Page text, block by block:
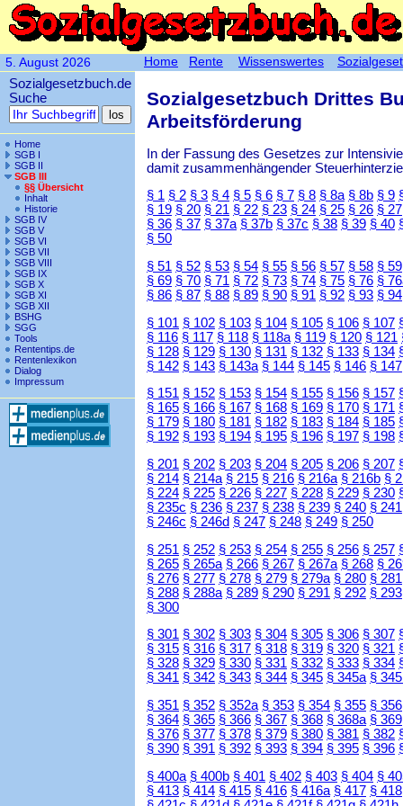
5. August 2026
Sozialgesetzbuch.de
Suche
Home
SGB I
SGB II
SGB III
§§ Übersicht
Inhalt
Historie
SGB IV
SGB V
SGB VI
SGB VII
SGB VIII
SGB IX
SGB X
SGB XI
SGB XII
BSHG
SGG
Tools
Rententips.de
Rentenlexikon
Dialog
Impressum
Sozialgesetzbuch Drittes
Arbeitsförderung
In der Fassung des Gesetzes zur
damit zusammenhängender
§ 1 § 2 § 3 § 4 § 5 § 6 § 7 § 8 § 8a § 8b § 9
§ 19 § 20 § 21 § 22 § 23 § 24 § 25 § 26 § 27
§ 36 § 37 § 37a § 37b § 37c § 38 § 39 § 40
§ 50
§ 51 § 52 § 53 § 54 § 55 § 56 § 57 § 58 § 59
§ 69 § 70 § 71 § 72 § 73 § 74 § 75 § 76 §
§ 86 § 87 § 88 § 89 § 90 § 91 § 92 § 93 § 94
§ 101 § 102 § 103 § 104 § 105 § 106 § 107
§ 116 § 117 § 118 § 118a § 119 § 120 § 121
§ 128 § 129 § 130 § 131 § 132 § 133 § 134
§ 142 § 143 § 143a § 144 § 145 § 146 § 147
§ 151 § 152 § 153 § 154 § 155 § 156 § 157
§ 165 § 166 § 167 § 168 § 169 § 170 § 171
§ 179 § 180 § 181 § 182 § 183 § 184 § 185
§ 192 § 193 § 194 § 195 § 196 § 197 § 198
§ 201 § 202 § 203 § 204 § 205 § 206 § 207
§ 214 § 214a § 215 § 216 § 216a § 216b §
§ 224 § 225 § 226 § 227 § 228 § 229 § 230
§ 235c § 236 § 237 § 238 § 239 § 240 § 241
§ 246c § 246d § 247 § 248 § 249 § 250
§ 251 § 252 § 253 § 254 § 255 § 256 § 257
§ 265 § 265a § 266 § 267 § 267a § 268 §
§ 276 § 277 § 278 § 279 § 279a § 280 § 281
§ 288 § 288a § 289 § 290 § 291 § 292 § 293
§ 300
§ 301 § 302 § 303 § 304 § 305 § 306 § 307
§ 315 § 316 § 317 § 318 § 319 § 320 § 321
§ 328 § 329 § 330 § 331 § 332 § 333 § 334
§ 341 § 342 § 343 § 344 § 345 § 345a §
§ 351 § 352 § 352a § 353 § 354 § 355 § 356
§ 364 § 365 § 366 § 367 § 368 § 368a § 369
§ 376 § 377 § 378 § 379 § 380 § 381 § 382
§ 390 § 391 § 392 § 393 § 394 § 395 § 396
§ 400a § 400b § 401 § 402 § 403 § 404 §
§ 413 § 414 § 415 § 416 § 416a § 417 § 418
Home Rente Wissenswertes